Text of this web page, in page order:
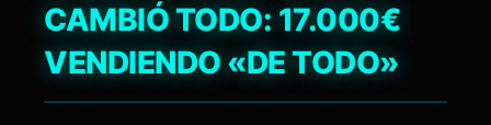
CAMBIÓ TODO: 17.000€
VENDIENDO «DE TODO»